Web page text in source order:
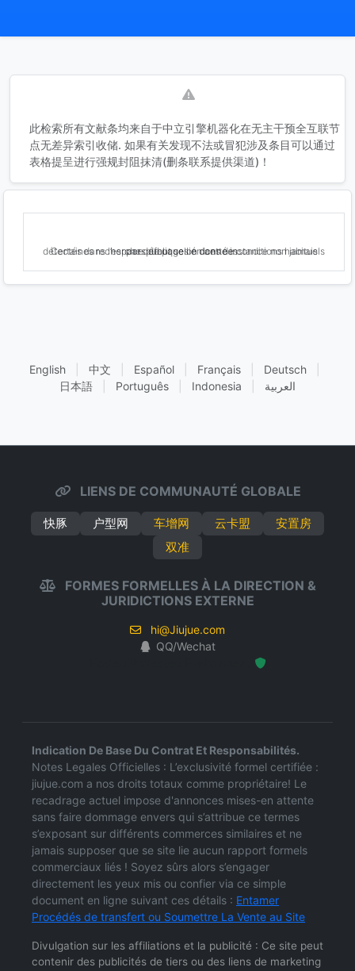
此检索所有文献条均来自于中立引擎机器化在无主干预全互联节
点无差异索引收储. 如果有关发现不法或冒犯涉及条目可以通过
表格提呈进行强规封阻抹清(删条联系提供渠道)！
Certaines recherches de pages en cette instance non jamais détectés dans l’espace publique lié dans de conditions habituels par défaut selon données .
English 中文 Español Français Deutsch
日本語
Português Indonesia العربية
LIENS DE COMMUNAUTÉ GLOBALE
快豚 户型网 车增网 云卡盟
安置房
双准
FORMES FORMELLES À LA DIRECTION &
JURIDICTIONS EXTERNE
hi@Jiujue.com
QQ/Wechat
Indication De Base Du Contrat Et Responsabilités.
Notes Legales Officielles : L’exclusivité formel certifiée :
jiujue.com a nos droits totaux comme propriétaire! Le
recadrage actuel impose d'annonces mises-en attente
sans faire dommage envers qui s’attribue ce termes
s’exposant sur différents commerces similaires et ne
jamais supposer que se site lie aucun rapport formels
commerciaux liés ! Soyez sûrs alors s’engager
directement les yeux mis ou confier via ce simple
document en ligne suivant ces détails : Entamer
Procédés de transfert ou Soumettre La Vente au Site
Divulgation sur les affiliations et la publicité : Ce site peut
contenir des publicités de tiers ou des liens de marketing